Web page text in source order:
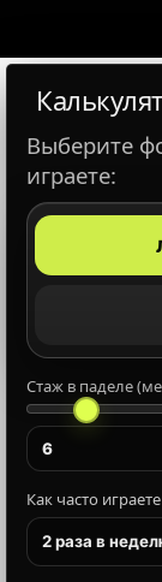
🕒
Выберите
играете:
Стаж в паделе
Как часто
2 раза в